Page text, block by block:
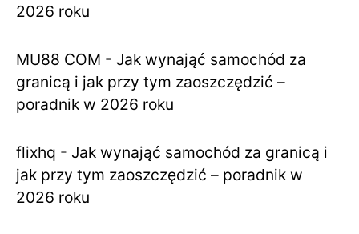
2026 roku
MU88 COM - Jak wynająć samochód za
granicą i jak przy tym zaoszczędzić –
poradnik w 2026 roku
flixhq - Jak wynająć samochód za granicą i
jak przy tym zaoszczędzić – poradnik w
2026 roku